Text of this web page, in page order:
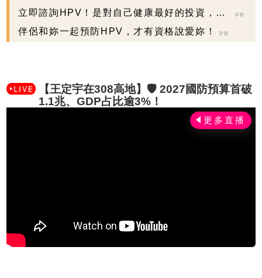
立即諮詢HPV！是對自己健康最好的投資，把
握現在不嫌晚...
PR
伴侶和妳一起預防HPV，才有資格說愛妳！ PR
【王定宇在308高地】🛡️ 2027國防預算首破
1.1兆、GDP占比逾3%！